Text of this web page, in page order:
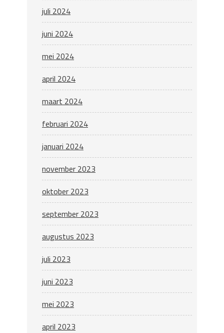
juli 2024
juni 2024
mei 2024
april 2024
maart 2024
februari 2024
januari 2024
november 2023
oktober 2023
september 2023
augustus 2023
juli 2023
juni 2023
mei 2023
april 2023